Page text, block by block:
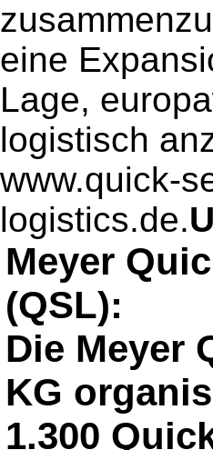
eine
Lage,
logistisch
www.quick-
logistics.de.
Meyer
(QSL):
Die Meyer
KG
1.300